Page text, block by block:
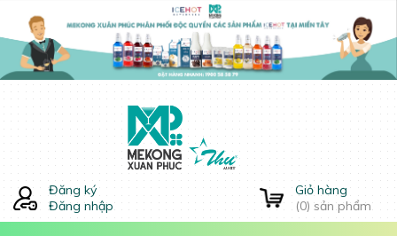
Đăng ký
Đăng nhập
Giỏ hàng
(0) sản phẩm